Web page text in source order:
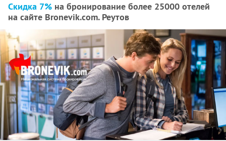
Скидка 7% на бронирование более 25000 отелей
на сайте Bronevik.com. Реутов